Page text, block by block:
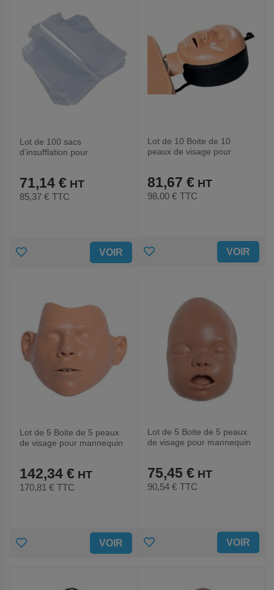
Lot de 100 sacs
d'insufflation pour
71,14 €
85,37 € TTC
AJOUTER VOIR
Lot de 10 Boite de 10
peaux de visage pour
81,67 €
98,00 € TTC
AJOUTER VOIR
Lot de 5 Boite de 5 peaux
de visage pour mannequin
142,34 €
170,81 € TTC
AJOUTER VOIR
Lot de 5 Boite de 5 peaux
de visage pour mannequin
75,45 €
90,54 € TTC
AJOUTER VOIR